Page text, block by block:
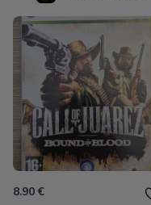
8.90 €